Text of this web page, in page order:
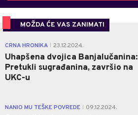
MOŽDA ĆE VAS ZANIMATI
CRNA HRONIKA 23.12.2024.
Uhapšena dvojica Banjalučanina:
Pretukli sugrađanina, završio na
UKC-u
NANIO MU TEŠKE POVREDE 09.12.2024.